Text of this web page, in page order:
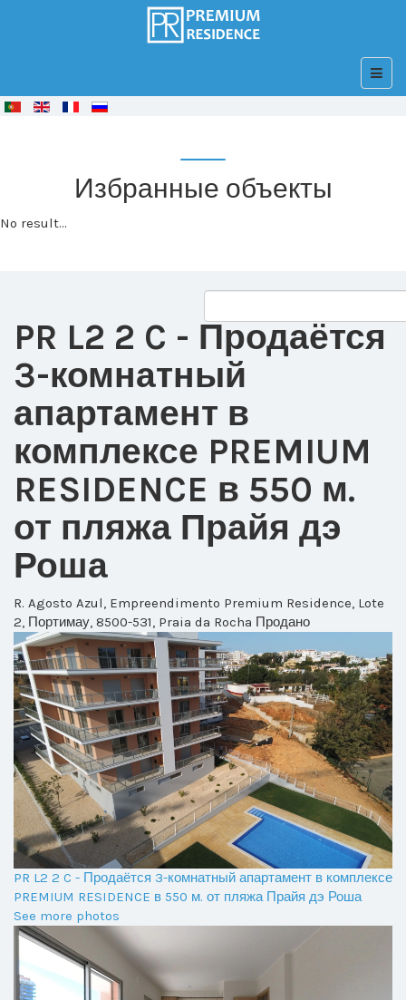
© FreeJoomla! 3 Modules
Избранные объекты
No result...
PR L2 2 C - Продаётся
3-комнатный
апартамент в
комплексе PREMIUM
RESIDENCE в 550 м.
от пляжа Прайя дэ
Роша
R. Agosto Azul, Empreendimento Premium Residence, Lote
2, Портимау, 8500-531, Praia da Rocha Продано
PR L2 2 C - Продаётся 3-комнатный апартамент в комплексе
PREMIUM RESIDENCE в 550 м. от пляжа Прайя дэ Роша
See more photos